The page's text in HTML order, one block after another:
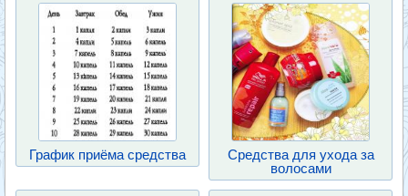
График приёма средства
Средства для ухода за
волосами